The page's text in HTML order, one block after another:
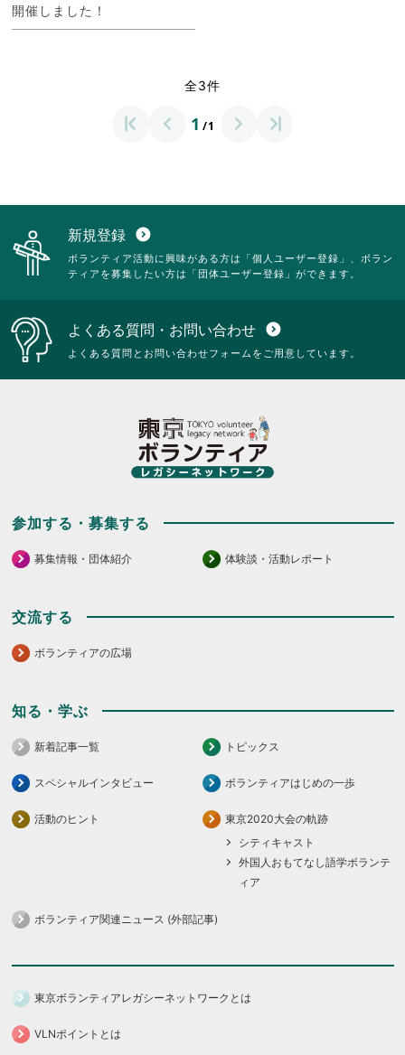
開催しました！
全3件
1 /1
新規登録 expand_circle_down
ボランティア活動に興味がある方は「個人ユーザー登録」、ボラン
ティアを募集したい方は「団体ユーザー登録」ができます。
よくある質問・お問い合わせ expand_circle_down
よくある質問とお問い合わせフォームをご用意しています。
参加する・募集する
募集情報・団体紹介 体験談・活動レポート
交流する
ボランティアの広場
知る・学ぶ
新着記事一覧 トピックス
スペシャルインタビュー ボランティアはじめの一歩
活動のヒント
東京2020大会の軌跡
シティキャスト
外国人おもてなし語学ボランテ
ィア
ボランティア関連ニュース (外部記事)
東京ボランティアレガシーネットワークとは
VLNポイントとは